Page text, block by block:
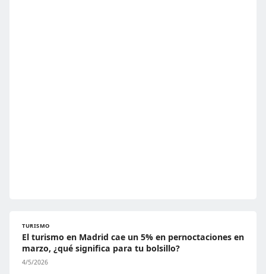
TURISMO
El turismo en Madrid cae un 5% en pernoctaciones en
marzo, ¿qué significa para tu bolsillo?
4/5/2026